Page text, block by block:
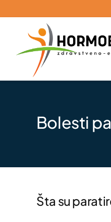
content
Bolesti
Šta su